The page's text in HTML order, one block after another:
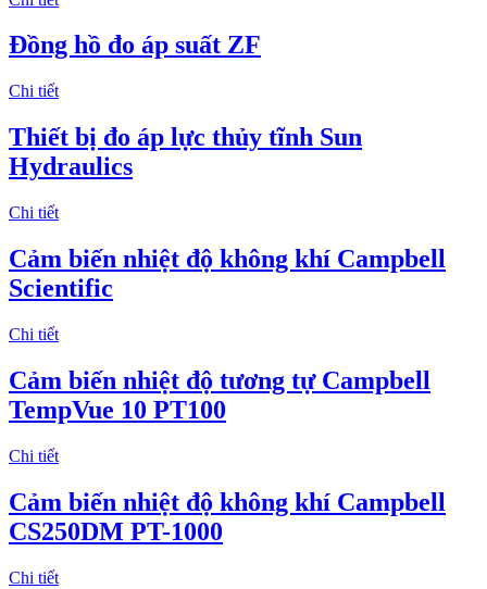
Đồng hồ đo áp suất ZF
Chi tiết
Thiết bị đo áp lực thủy tĩnh Sun
Hydraulics
Chi tiết
Cảm biến nhiệt độ không khí Campbell
Scientific
Chi tiết
Cảm biến nhiệt độ tương tự Campbell
TempVue 10 PT100
Chi tiết
Cảm biến nhiệt độ không khí Campbell
CS250DM PT-1000
Chi tiết